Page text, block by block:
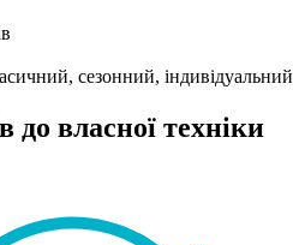
сезонний, індивідуальний
до власної техніки